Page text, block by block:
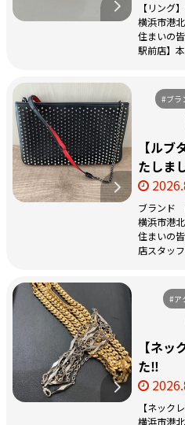
【リング
横浜市港
住まいの
駅前店】
#ブラ
【ル
たしま
ブランド
横浜市港
住まいの
店スタッ
#ア
【ネ
た‼️
【ネック
横浜市港